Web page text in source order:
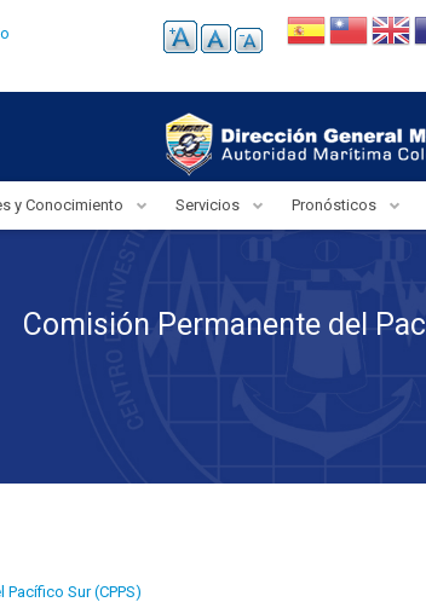
y Conocimiento Servicios Pronósticos
Comisión Permanente del
Sur (CPPS)